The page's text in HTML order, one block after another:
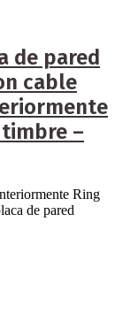
de pared
cable
timbre –
Ring
de pared